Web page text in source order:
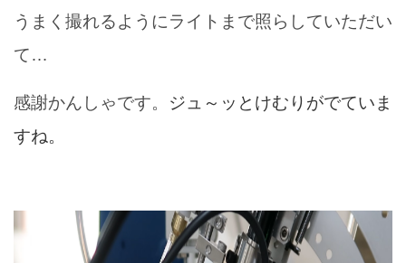
うまく撮れるようにライトまで照らしていただい
て…
感謝かんしゃです。 ジュ～ッとけむりがでていま
すね。